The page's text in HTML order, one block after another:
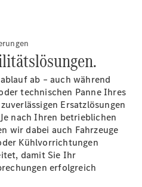
ab – auch während
technischen Panne Ihres
Ersatzlösungen
nach Ihren betrieblichen
wir dabei auch Fahrzeuge
Kühlvorrichtungen
damit Sie Ihr
erfolgreich